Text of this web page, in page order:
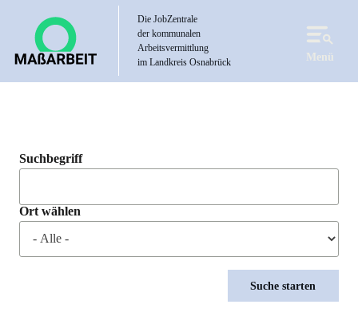
Die JobZentrale
der kommunalen
Arbeitsvermittlung
im Landkreis Osnabrück
Menü
Suchbegriff
Ort wählen